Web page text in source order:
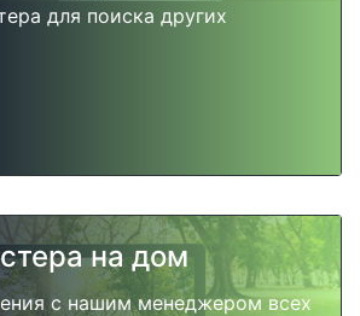
для поиска других
на дом
с нашим менеджером всех